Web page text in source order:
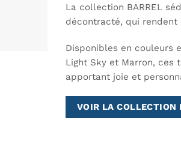
La collection BARREL
décontracté, qui rendent
Disponibles en couleurs
Light Sky et Marron, ces
apportant joie et
VOIR LA COLLECTION